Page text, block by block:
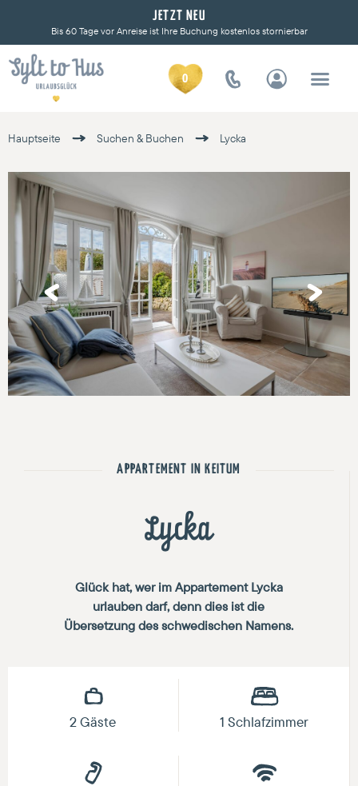
JETZT NEU
Bis 60 Tage vor Anreise ist Ihre Buchung kostenlos stornierbar
0
Hauptseite Suchen & Buchen Lycka
Previous Next
APPARTEMENT IN KEITUM
Lycka
Glück hat, wer im Appartement Lycka
urlauben darf, denn dies ist die
Übersetzung des schwedischen Namens.
2 Gäste 1 Schlafzimmer